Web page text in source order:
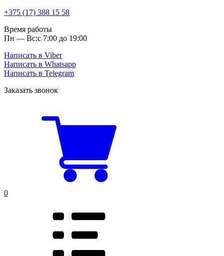
+375 (17) 388 15 58
Время работы
Пн — Вс:с 7:00 до 19:00
Написать в Viber
Написать в Whatsapp
Написать в Telegram
Заказать звонок
0